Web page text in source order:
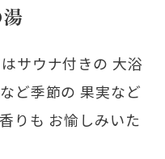
サウナ付きの 大浴
ど季節の 果実など
りも お愉しみいた